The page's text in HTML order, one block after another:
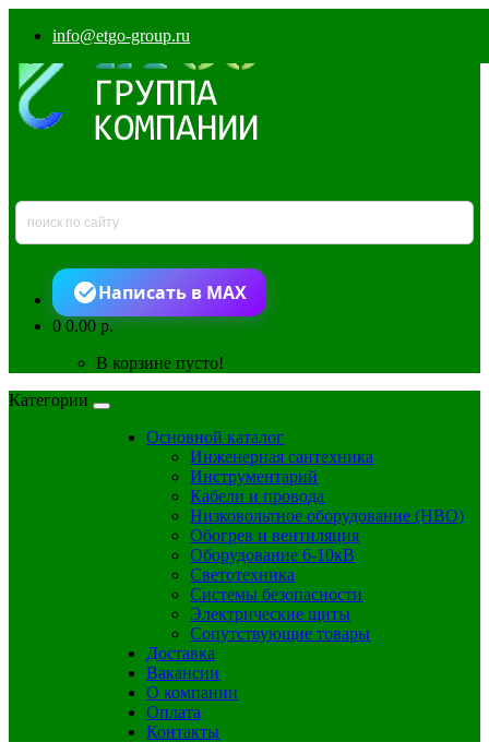
info@etgo-group.ru
Написать в MAX
00.00 р.
В корзине пусто!
Категории
Основной каталог
Инженерная сантехника
Инструментарий
Кабели и провода
Низковольтное оборудование (НВО)
Обогрев и вентиляция
Оборудование 6-10кВ
Светотехника
Системы безопасности
Электрические щиты
Сопутствующие товары
Доставка
Вакансии
О компании
Оплата
Контакты